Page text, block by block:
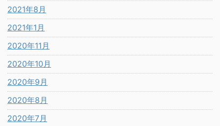
2021年8月
2021年1月
2020年11月
2020年10月
2020年9月
2020年8月
2020年7月